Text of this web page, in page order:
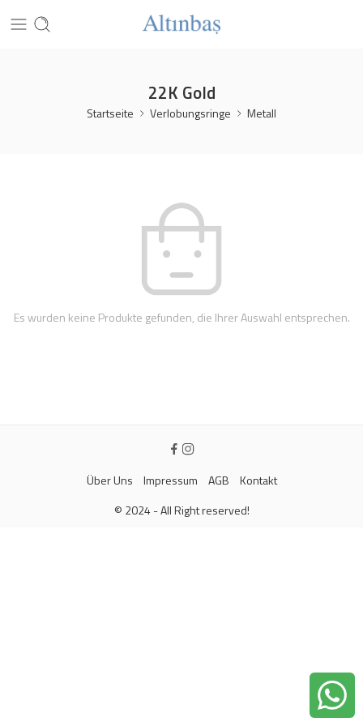
22K Gold
Startseite Verlobungsringe Metall
Es wurden keine Produkte gefunden, die Ihrer Auswahl entsprechen.
Über Uns Impressum AGB
Kontakt
© 2024 - All Right reserved!